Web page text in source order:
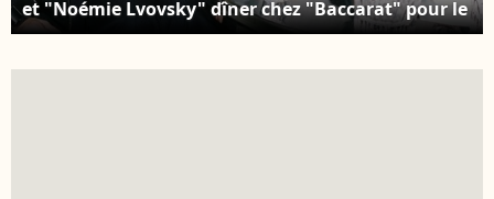
et "Noémie Lvovsky" dîner chez "Baccarat" pour le
film "Les Sentiments" "Plan serré" féminin homme